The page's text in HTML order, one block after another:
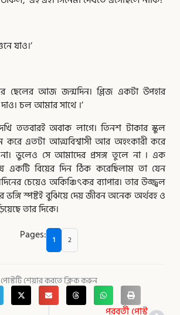
যাও।’
ছেলের আজ জন্মদিন। প্লিজ একটা উপহার
চল আমার সাথে ।’
ততবারই অবাক লাগে। তিনশ টাকার স্কুল
করে এতটা আত্মবিশ্বাসী আর অহংকারী করে
ভুলেও সে আমাদের প্রসঙ্গ তুলে না । এক
একটি বিয়ের দিন ঠিক করেছিলাম তা যেন
চেয়েও অকিঞ্চিৎকর ব্যাপার। তার উজ্জ্বল
স্পষ্টই বুঝিয়ে দেয় জীবন অনেক অর্থবহ ও
তার দিকে।
Pages:
1 2
পোস্টটি শেয়ার করতে ক্লিক করুন
পরবর্তী পোস্ট